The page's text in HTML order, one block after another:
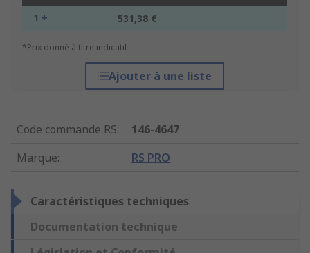
1 + 531,38 €
*Prix donné à titre indicatif
Ajouter à une liste
Code commande RS:
146-4647
Marque: RS PRO
Caractéristiques techniques
Documentation technique